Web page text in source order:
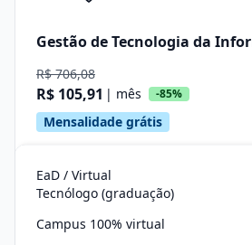
Gestão de Tecnologia da
R$ 706,08
R$ 105,91 | mês -85%
Mensalidade grátis
EaD / Virtual
Tecnólogo (graduação)
Campus 100% virtual